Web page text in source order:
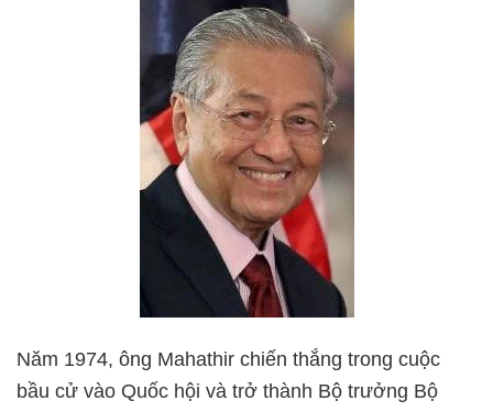
Năm 1974, ông Mahathir chiến thắng trong cuộc
bầu cử vào Quốc hội và trở thành Bộ trưởng Bộ